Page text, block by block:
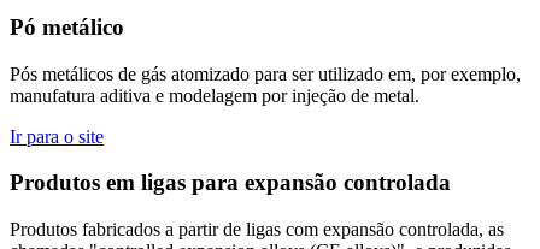
Pó metálico
Pós metálicos de gás atomizado para ser utilizado em, por exemplo,
manufatura aditiva e modelagem por injeção de metal.
Ir para o site
Produtos em ligas para expansão controlada
Produtos fabricados a partir de ligas com expansão controlada, as